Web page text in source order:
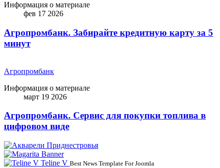
Информация о материале
фев 17 2026
Агропромбанк. Забирайте кредитную карту за 5
минут
Агропромбанк
Информация о материале
март 19 2026
Агропромбанк. Сервис для покупки топлива в
цифровом виде
Teline V Best News Template For Joomla